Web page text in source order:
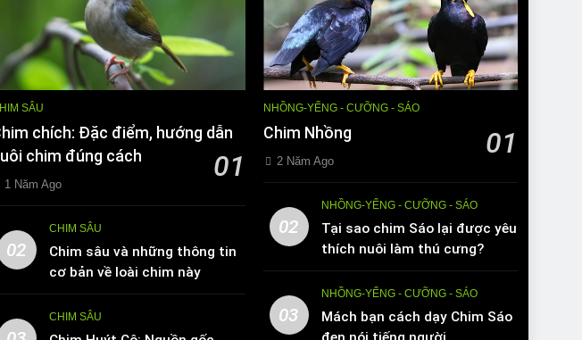
SÂU
chích: Đặc điểm, hướng dẫn
chim đúng cách
01
1 Năm Ago
02
CHIM SÂU
Chim sâu và những thông tin
cơ bản về loài chim này
CHIM SÂU
NHỒNG-YỂNG - CƯỠNG - SÁO
Chim Nhồng 01
2 Năm Ago
02
NHỒNG-YỂNG - CƯỠNG - SÁO
Tại sao chim Sáo lại được yêu
thích nuôi làm thú cưng?
03
NHỒNG-YỂNG - CƯỠNG - SÁO
Mách bạn cách dạy Chim Sáo